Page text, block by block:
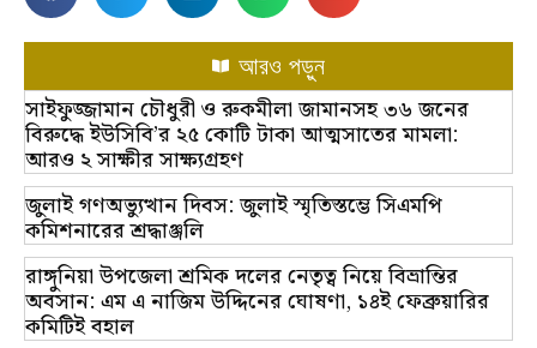
আরও পড়ুন
সাইফুজ্জামান চৌধুরী ও রুকমীলা জামানসহ ৩৬ জনের
বিরুদ্ধে ইউসিবি’র ২৫ কোটি টাকা আত্মসাতের মামলা:
আরও ২ সাক্ষীর সাক্ষ্যগ্রহণ
জুলাই গণঅভ্যুত্থান দিবস: জুলাই স্মৃতিস্তম্ভে সিএমপি
কমিশনারের শ্রদ্ধাঞ্জলি
রাঙ্গুনিয়া উপজেলা শ্রমিক দলের নেতৃত্ব নিয়ে বিভ্রান্তির
অবসান: এম এ নাজিম উদ্দিনের ঘোষণা, ১৪ই ফেব্রুয়ারির
কমিটিই বহাল